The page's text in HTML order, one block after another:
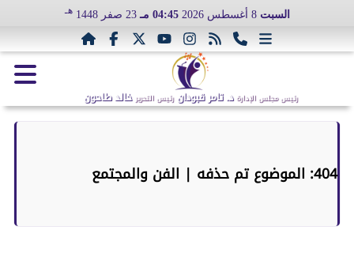
السبت 8 أغسطس 2026 04:45 مـ 23 صفر 1448 هـ
رئيس مجلس الإدارة د. تامر قبودان رئيس التحرير خالد طاحون
404: الموضوع تم حذفه | الفن والمجتمع